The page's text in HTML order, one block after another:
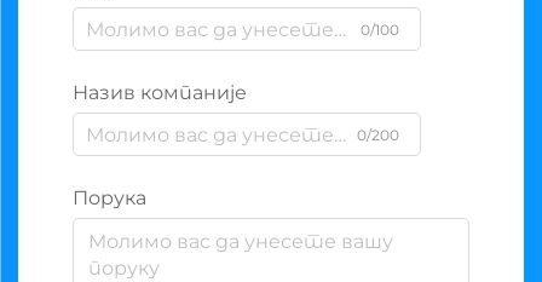
0/100
Назив компаније
0/200
Порука